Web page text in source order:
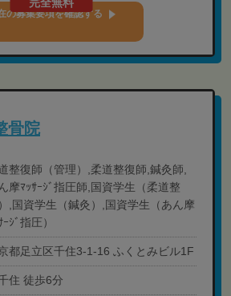
の募集要項を確認する
骨院
整復師（管理）,柔道整復師,鍼灸師,
摩ﾏｯｻｰｼﾞ指圧師,国資学生（柔道整
,国資学生（鍼灸）,国資学生（あん摩
ｰｼﾞ指圧）
都足立区千住3-1-16 ふくとみビル1F
住 徒歩6分